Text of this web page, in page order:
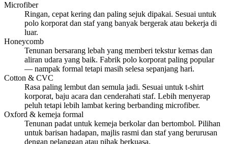
Microfiber
Ringan, cepat kering dan paling sejuk dipakai. Sesuai untuk
polo korporat dan staf yang banyak bergerak atau bekerja di
luar.
Honeycomb
Tenunan bersarang lebah yang memberi tekstur kemas dan
aliran udara yang baik. Fabrik polo korporat paling popular
— nampak formal tetapi masih selesa sepanjang hari.
Cotton & CVC
Rasa paling lembut dan semula jadi. Sesuai untuk t-shirt
korporat, baju acara dan cenderahati staf. Lebih menyerap
peluh tetapi lebih lambat kering berbanding microfiber.
Oxford & kemeja formal
Tenunan padat untuk kemeja berkolar dan bertombol. Pilihan
untuk barisan hadapan, majlis rasmi dan staf yang berurusan
dengan pelanggan atau pihak berkuasa.